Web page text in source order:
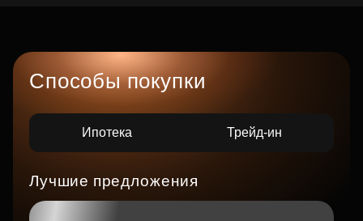
Способы покупки
Ипотека Трейд-ин
Лучшие предложения